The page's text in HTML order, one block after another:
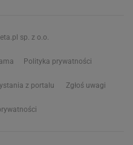
sp. z o.o.
Polityka prywatności
z portalu Zgłoś uwagi